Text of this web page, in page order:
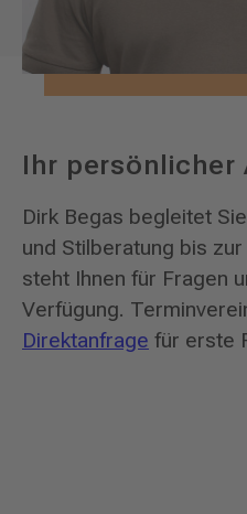
Ihr persönlicher
Dirk Begas begleitet
und Stilberatung bis
steht Ihnen für Fragen
Verfügung.
Direktanfrage für erste